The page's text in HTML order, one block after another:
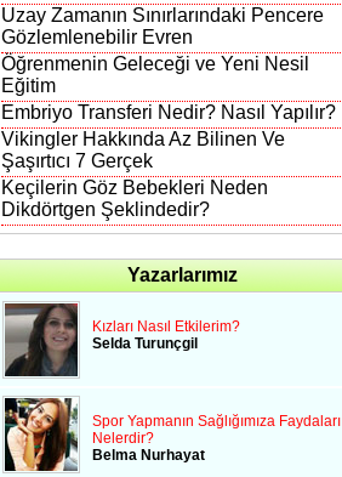
Uzay Zamanın Sınırlarındaki Pencere
Gözlemlenebilir Evren
Öğrenmenin Geleceği ve Yeni Nesil
Eğitim
Embriyo Transferi Nedir? Nasıl Yapılır?
Vikingler Hakkında Az Bilinen Ve
Şaşırtıcı 7 Gerçek
Keçilerin Göz Bebekleri Neden
Dikdörtgen Şeklindedir?
Yazarlarımız
Kızları Nasıl Etkilerim?
Selda Turunçgil
Spor Yapmanın Sağlığımıza Faydaları
Nelerdir?
Belma Nurhayat